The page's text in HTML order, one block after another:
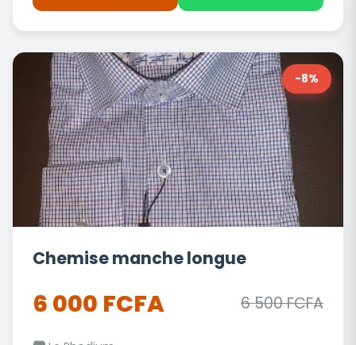
-8%
Chemise manche longue
6 000 FCFA 6 500 FCFA